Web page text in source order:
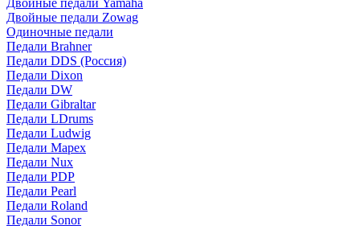
Двойные педали Yamaha
Двойные педали Zowag
Одиночные педали
Педали Brahner
Педали DDS (Россия)
Педали Dixon
Педали DW
Педали Gibraltar
Педали LDrums
Педали Ludwig
Педали Mapex
Педали Nux
Педали PDP
Педали Pearl
Педали Roland
Педали Sonor